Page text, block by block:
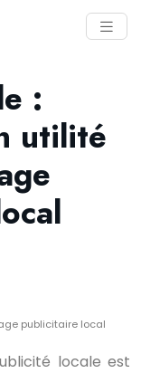
:
utilité
publicitaire local
locale est